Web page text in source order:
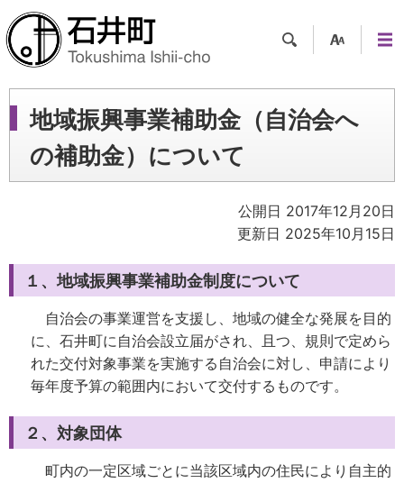
ツー
ル
ュー
地域振興事業補助金（自治会へ
の補助金）について
公開日 2017年12月20日
更新日 2025年10月15日
１、地域振興事業補助金制度について
自治会の事業運営を支援し、地域の健全な発展を目的
に、石井町に自治会設立届がされ、且つ、規則で定めら
れた交付対象事業を実施する自治会に対し、申請により
毎年度予算の範囲内において交付するものです。
２、対象団体
町内の一定区域ごとに当該区域内の住民により自主的